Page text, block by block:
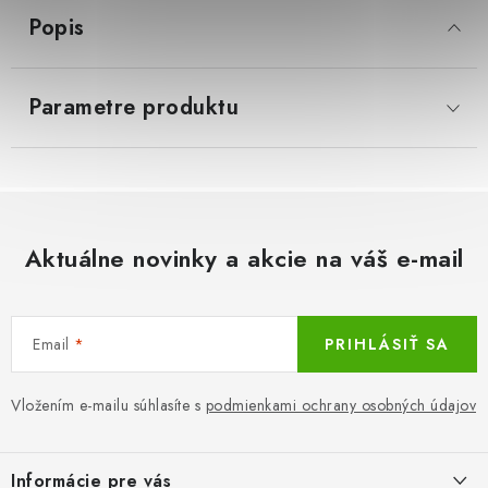
Obchodné podmienky
Ochrana osobných údajov
Reklamačný poriadok
Ako odstúpiť od kúpnej zmluvy
Popis
Parametre produktu
Aktuálne novinky a akcie na váš e-mail
Email
Vložením e-mailu súhlasíte s podmienkami ochrany osobných údajov
PRIHLÁSIŤ SA
Informácie pre vás